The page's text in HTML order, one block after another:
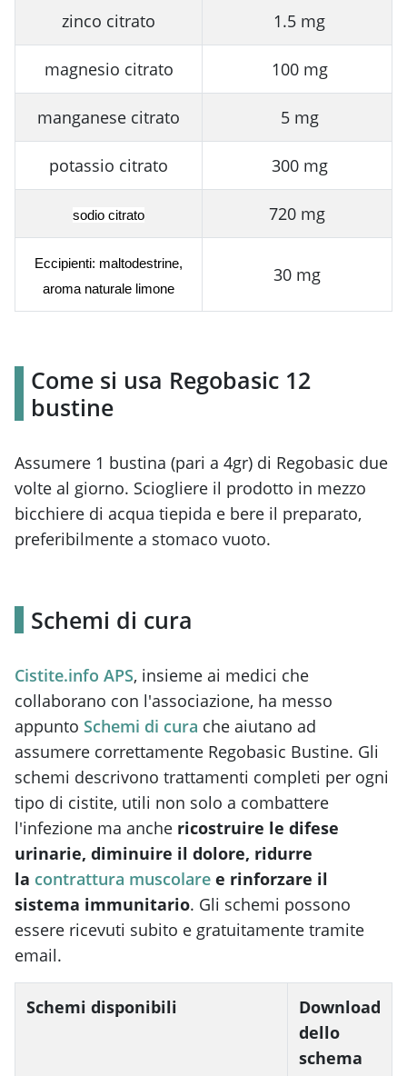
zinco citrato 1.5 mg
magnesio citrato 100 mg
manganese citrato 5 mg
potassio citrato 300 mg
sodio citrato 720 mg
Eccipienti: maltodestrine,
aroma naturale limone
30 mg
Come si usa Regobasic 12
bustine
Assumere 1 bustina (pari a 4gr) di Regobasic due
volte al giorno. Sciogliere il prodotto in mezzo
bicchiere di acqua tiepida e bere il preparato,
preferibilmente a stomaco vuoto.
Schemi di cura
Cistite.info APS, insieme ai medici che
collaborano con l'associazione, ha messo
appunto Schemi di cura che aiutano ad
assumere correttamente Regobasic Bustine. Gli
schemi descrivono trattamenti completi per ogni
tipo di cistite, utili non solo a combattere
l'infezione ma anche ricostruire le difese
urinarie, diminuire il dolore, ridurre
la contrattura muscolare e rinforzare il
sistema immunitario. Gli schemi possono
essere ricevuti subito e gratuitamente tramite
email.
Schemi disponibili
Download
dello
schema